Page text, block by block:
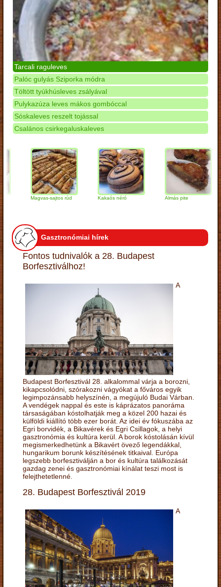
Tarcali raguleves
Palóc gulyás Sziporka módra
Töltött tyúkhúsleves zsályával
Pulykazúza leves mákos gombóccal
Sóskaleves reszelt tojással
Csalános csirkegaluskaleves
Magvas-sajtos rúd Kakaós néró Almás pite
Gasztronómiai hírek
Fontos tudnivalók a 28. Budapest
Borfesztiválhoz!
A
Budapest Borfesztivál 28. alkalommal várja a borozni,
kikapcsolódni, szórakozni vágyókat a főváros egyik
legimpozánsabb helyszínén, a megújuló Budai Várban.
A vendégek nappal és este is káprázatos panoráma
társaságában kóstolhatják meg a közel 200 hazai és
külföldi kiállító több ezer borát. Az idei év fókuszába az
Egri borvidék, a Bikavérek és Egri Csillagok, a helyi
gasztronómia és kultúra kerül. A borok kóstolásán kívül
megismerkedhetünk a Bikavért övező legendákkal,
hungarikum borunk készítésének titkaival. Európa
legszebb borfesztiválján a bor és kultúra találkozását
gazdag zenei és gasztronómiai kínálat teszi most is
felejthetetlenné.
28. Budapest Borfesztivál 2019
A